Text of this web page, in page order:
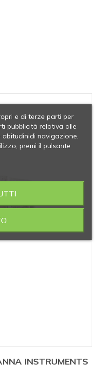
INSTRUMENTS
e di terze parti per
pubblicità relativa alle
navigazione.
premi il pulsante